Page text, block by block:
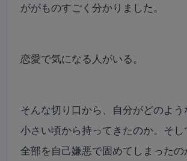
ががものすごく分かりました。
恋愛で気になる人がいる。
そんな切り口から、自分がどのよう
小さい頃から持ってきたのか。そし
全部を自己嫌悪で固めてしまった